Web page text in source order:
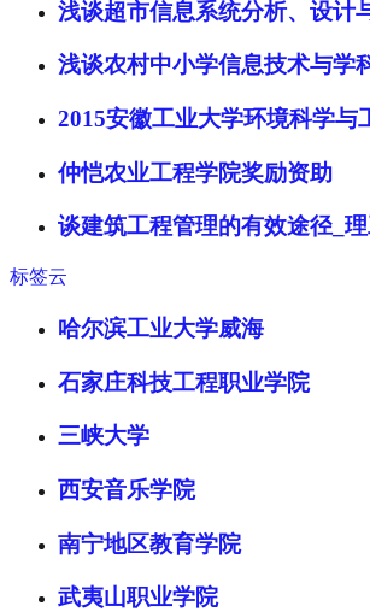
浅谈超市信息系统分析、设计
浅谈农村中小学信息技术与学
2015安徽工业大学环境科学与
仲恺农业工程学院奖励资助
谈建筑工程管理的有效途径_
标签云
哈尔滨工业大学威海
石家庄科技工程职业学院
三峡大学
西安音乐学院
南宁地区教育学院
武夷山职业学院